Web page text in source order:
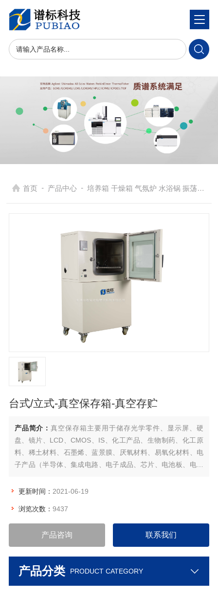
首页 - 产品中心 - 培养箱 干燥箱 气氛炉 水浴锅 振荡器
台式/立式-真空保存箱-真空存贮
产品简介： 真空保存箱主要用于储存光学零件、显示屏、硬
盘、镜片、LCD、CMOS、IS、化工产品、生物制药、化工原
料、稀土材料、石墨烯、蓝景膜、厌氧材料、易氧化材料、电
子产品（半导体、集成电路、电子成品、芯片、电池板、电池
更新时间： 2021-06-19
浏览次数： 9437
产品咨询 联系我们
产品分类 PRODUCT CATEGORY